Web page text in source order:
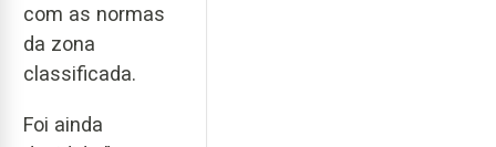
com as normas
da zona
classificada.
Foi ainda